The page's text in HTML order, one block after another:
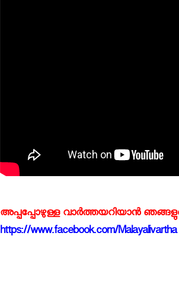
അപ്പപ്പോഴുള്ള വാര്‍ത്തയറിയാന്‍
https://www.facebook.com/Malayalivartha